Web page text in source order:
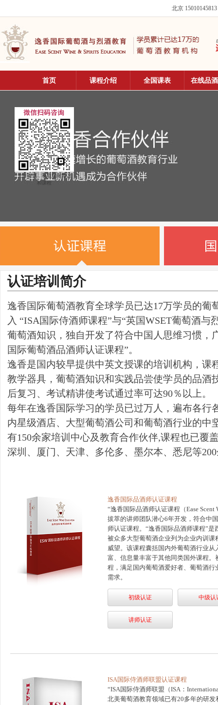
北京 15010145813
首页 课程介绍 全国课表 在线品
认证培训简介
逸香国际葡萄酒教育全球学员已达17万学员的葡
入 “ISA国际侍酒师课程”与“英国WSET葡萄酒与
葡萄酒知识，独自开发了符合中国人思维习惯，
国际葡萄酒品酒师认证课程”。
逸香是国内较早提供中英文授课的培训机构，课
教学器具，葡萄酒知识和实践品尝使学员的品酒
后复习、考试精讲使考试通过率可达90％以上。
每年在逸香国际学习的学员已过万人，遍布各行
内星级酒店、大型葡萄酒公司和葡萄酒行业的中
有150余家培训中心及教育合作伙伴,课程也已覆
深圳、厦门、天津、多伦多、墨尔本、悉尼等
逸香国际品酒师认证课程
“逸香国际品酒师认证课程（Ease
拔萃的讲师团队潜心6年开发，符合中
师认证课程。“逸香国际品酒师课程”
被众多大型葡萄酒企业列为企业内训
威望。该课程囊括国内外葡萄酒行业
富、信息量丰富于其他同类国外课程
程，满足国内葡萄酒爱好者、葡萄酒
需求。
初级认证 中级认
讲师认证
ISA国际侍酒师联盟认证课程
“ISA国际侍酒师联盟（ISA：
北美葡萄酒教育领域已有20多年的研
关注微信，获取最新知识
和课程